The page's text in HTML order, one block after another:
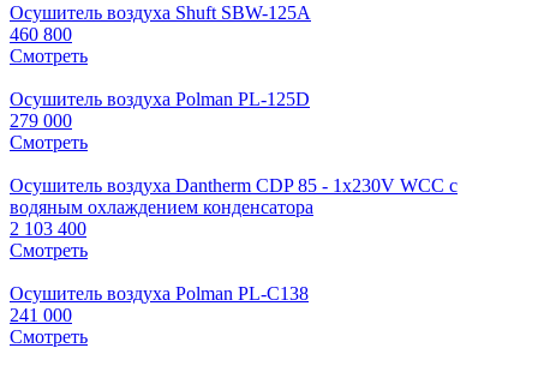
Осушитель воздуха Shuft SBW-125A
460 800
Смотреть
Осушитель воздуха Polman PL-125D
279 000
Смотреть
Осушитель воздуха Dantherm CDP 85 - 1x230V WCC с
водяным охлаждением конденсатора
2 103 400
Смотреть
Осушитель воздуха Polman PL-C138
241 000
Смотреть